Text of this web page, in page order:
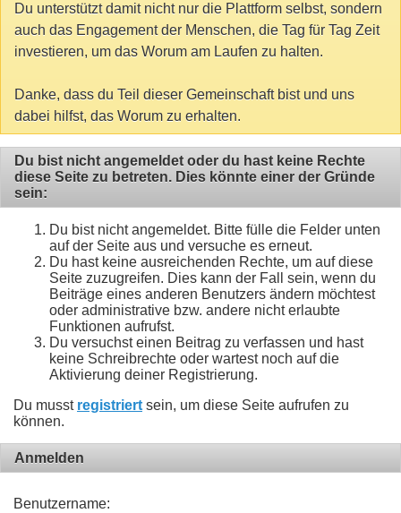
Du unterstützt damit nicht nur die Plattform selbst, sondern
auch das Engagement der Menschen, die Tag für Tag Zeit
investieren, um das Worum am Laufen zu halten.
Danke, dass du Teil dieser Gemeinschaft bist und uns
dabei hilfst, das Worum zu erhalten.
Du bist nicht angemeldet oder du hast keine Rechte
diese Seite zu betreten. Dies könnte einer der Gründe
sein:
Du bist nicht angemeldet. Bitte fülle die Felder unten
auf der Seite aus und versuche es erneut.
Du hast keine ausreichenden Rechte, um auf diese
Seite zuzugreifen. Dies kann der Fall sein, wenn du
Beiträge eines anderen Benutzers ändern möchtest
oder administrative bzw. andere nicht erlaubte
Funktionen aufrufst.
Du versuchst einen Beitrag zu verfassen und hast
keine Schreibrechte oder wartest noch auf die
Aktivierung deiner Registrierung.
Du musst registriert sein, um diese Seite aufrufen zu
können.
Anmelden
Benutzername: